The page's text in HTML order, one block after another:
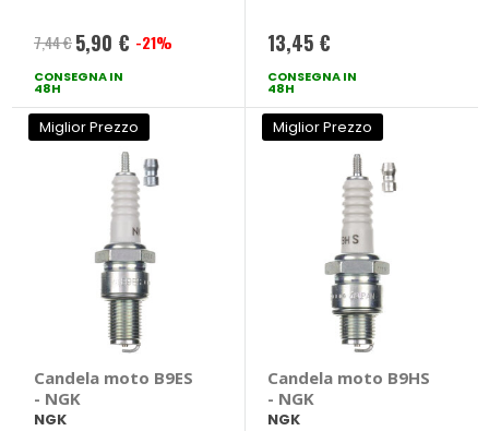
7,44 € Prezzo
speciale
5,90 € -21%
CONSEGNA IN
48H
13,45 €
CONSEGNA IN
48H
Miglior Prezzo
Candela moto B9ES
- NGK
NGK
Miglior Prezzo
Candela moto B9HS
- NGK
NGK